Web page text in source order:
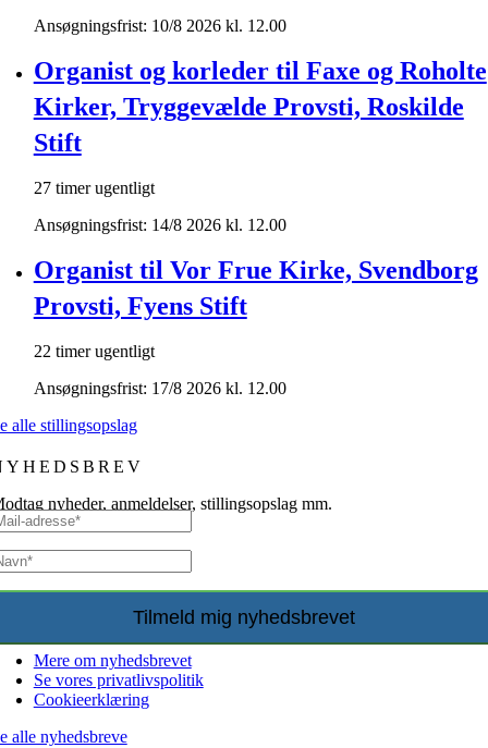
Ansøgningsfrist: 10/8 2026 kl. 12.00
Organist og korleder til Faxe og Roholte
Kirker, Tryggevælde Provsti, Roskilde
Stift
27 timer ugentligt
Ansøgningsfrist: 14/8 2026 kl. 12.00
Organist til Vor Frue Kirke, Svendborg
Provsti, Fyens Stift
22 timer ugentligt
Ansøgningsfrist: 17/8 2026 kl. 12.00
alle stillingsopslag
nyheder, anmeldelser, stillingsopslag mm.
Mere om nyhedsbrevet
Se vores privatlivspolitik
Cookieerklæring
alle nyhedsbreve